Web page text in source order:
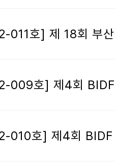
011호] 제 18회 부산
009호] 제4회 BIDF
010호] 제4회 BIDF